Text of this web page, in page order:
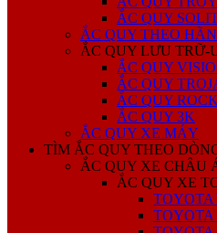
ẮC QUY
ẮC QUY THEO
ẮC QUY LƯU TRỮ-
ẮC QUY
ẮC QUY
ẮC QUY
ẮC QUY 3K
ẮC QUY XE MÁY
TÌM ẮC QUY THEO
ẮC QUY XE CHÂU
ẮC QUY XE
TOYOTA
TOYOTA